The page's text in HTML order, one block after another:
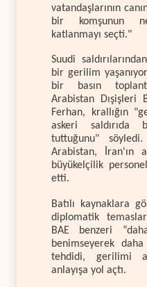
vatandaşlarının
bir komşunun
katlanmayı seçti."
Suudi
bir gerilim
bir basın
Arabistan Dışişleri
Ferhan, krallığın
askeri saldırıda
tuttuğunu"
Arabistan, İran'ın
büyükelçilik
etti.
Batılı kaynaklara
diplomatik
BAE benzeri
benimseyerek
tehdidi, gerilimi
anlayışa yol açtı.